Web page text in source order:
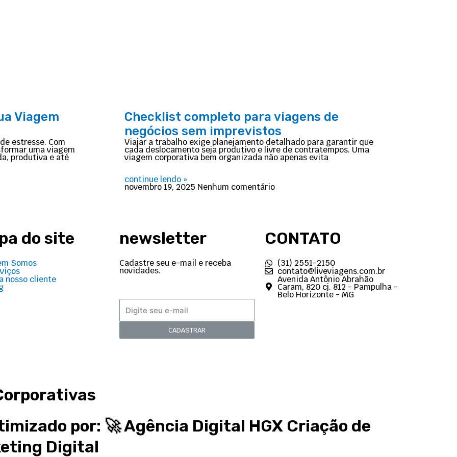
Viagem
estresse. Com
uma viagem
produtiva e até
Checklist completo para viagens de
negócios sem imprevistos
Viajar a trabalho exige planejamento detalhado para garantir que
cada deslocamento seja produtivo e livre de contratempos. Uma
viagem corporativa bem organizada não apenas evita
continue lendo »
novembro 19, 2025 Nenhum comentário
do site
Somos
nosso cliente
newsletter
Cadastre seu e-mail e receba
novidades.
CADASTRAR
CONTATO
(31) 2551-2150
contato@liveviagens.com.br
Avenida Antônio Abrahão
Caram, 820 cj. 812 - Pampulha -
Belo Horizonte - MG
por: 🚀Agência Digital HGX Criação de
Digital